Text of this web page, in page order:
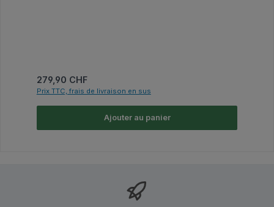
Prix régulier :
279,90 CHF
Prix TTC, frais de livraison en sus
Ajouter au panier